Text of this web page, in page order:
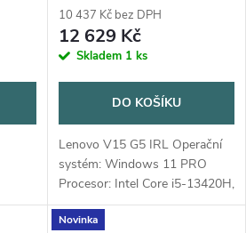
Win 11 Pro / černá
10 437 Kč bez DPH
12 629 Kč
Skladem 1 ks
DO KOŠÍKU
Lenovo V15 G5 IRL Operační
systém: Windows 11 PRO
Procesor: Intel Core i5-13420H,
8C (4P + 4E), 8GB / 512GB
SSD
Novinka